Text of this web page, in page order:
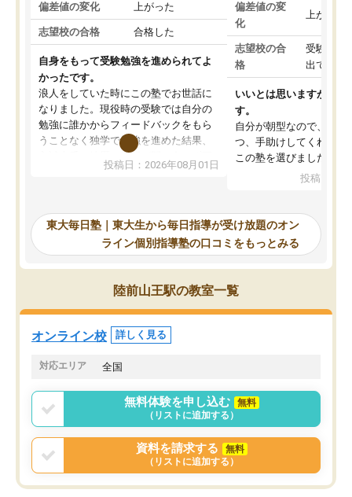
偏差値の変化 上がった
志望校の合格 合格した
自身をもって受験勉強を進められてよ
かったです。
浪人をしていた時にこの塾でお世話に
なりました。現役時の受験では自分の
勉強に誰かからフィードバックをもら
うことなく独学で勉強を進めた結果、
入試本番に地歴の学習が間に合わず不
合格となってしまいました。その経験
東大毎日塾にたどり着きました。学習
の長期計画や日々の勉強のやり方につ
いて客観的なアドバイスをいただけた
ので、自信をもって受験勉強を進める
ことができました。自分のように勉強
のやり方や進捗管理で苦労している方
には特におすすめしたい塾です。
投稿日：2026年08月01日
偏差値の変
化
上がった
志望校の合
格
受験して
出ていな
いいとは思いますが、料
す。
自分が朝型なので、自習
つ、手助けしてくれる設
この塾を選びました。
投稿日：
東大毎日塾｜東大生から毎日指導が受け放題のオン
ライン個別指導塾の口コミをもっとみる
陸前山王駅の教室一覧
オンライン校 詳しく見る
対応エリア 全国
無料体験を申し込む
無料
（リストに追加する）
資料を請求する
無料
（リストに追加する）